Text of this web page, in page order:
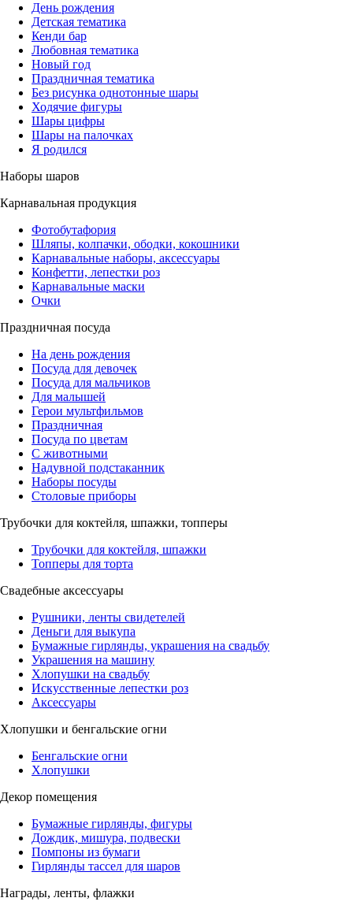
День рождения
Детская тематика
Кенди бар
Любовная тематика
Новый год
Праздничная тематика
Без рисунка однотонные шары
Ходячие фигуры
Шары цифры
Шары на палочках
Я родился
Наборы шаров
Карнавальная продукция
Фотобутафория
Шляпы, колпачки, ободки, кокошники
Карнавальные наборы, аксессуары
Конфетти, лепестки роз
Карнавальные маски
Очки
Праздничная посуда
На день рождения
Посуда для девочек
Посуда для мальчиков
Для малышей
Герои мультфильмов
Праздничная
Посуда по цветам
С животными
Надувной подстаканник
Наборы посуды
Столовые приборы
Трубочки для коктейля, шпажки, топперы
Трубочки для коктейля, шпажки
Топперы для торта
Свадебные аксессуары
Рушники, ленты свидетелей
Деньги для выкупа
Бумажные гирлянды, украшения на свадьбу
Украшения на машину
Хлопушки на свадьбу
Искусственные лепестки роз
Аксессуары
Хлопушки и бенгальские огни
Бенгальские огни
Хлопушки
Декор помещения
Бумажные гирлянды, фигуры
Дождик, мишура, подвески
Помпоны из бумаги
Гирлянды тассел для шаров
Награды, ленты, флажки